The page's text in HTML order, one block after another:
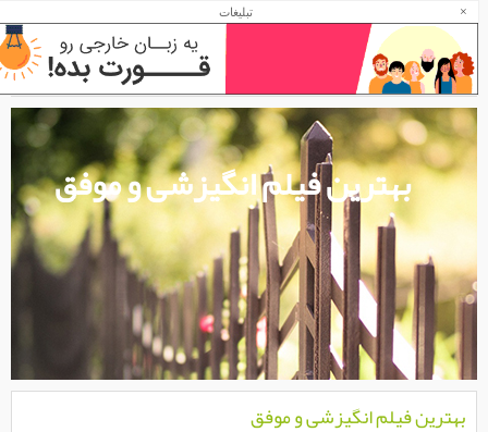
بهترین فیلم انگیزشی و موفق
بهترین فیلم انگیزشی و موفق
تبلیغات